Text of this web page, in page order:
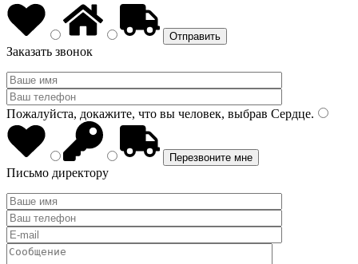
Заказать звонок
Пожалуйста, докажите, что вы человек, выбрав Сердце.
Письмо директору